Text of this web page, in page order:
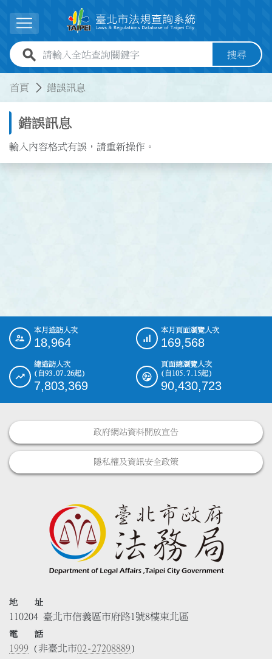
展開選單
全站查詢關鍵字欄位 搜尋
首頁 錯誤訊息
錯誤訊息
輸入內容格式有誤，請重新操作。
::: 本月造訪人次
18,964
本月頁面瀏覽人次
169,568
總造訪人次
(自93.07.26起)
7,803,369
頁面總瀏覽人次
(自105.7.15起)
90,430,723
政府網站資料開放宣告
隱私權及資訊安全政策
地 址
110204 臺北市信義區市府路1號8樓東北區
電 話
1999 (非臺北市02-27208889)